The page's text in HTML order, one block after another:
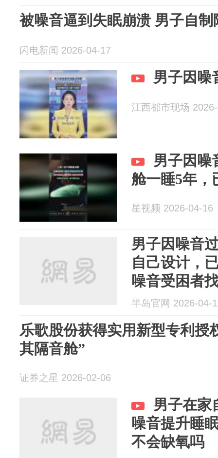
被噪音逼到失眠崩溃 男子自
闪电新闻 2026-04-17
男子因噪
江西都市现场
男子因噪
舱一睡5年，
星视频 2026-04-16
男子因噪音
自己设计，
噪音受困者
半岛官网 2026-04-
乐歌股份获得实用新型专利授
其隔音舱”
证券之星 2026-02-06
男子在家
噪音提升睡
不会缺氧吗